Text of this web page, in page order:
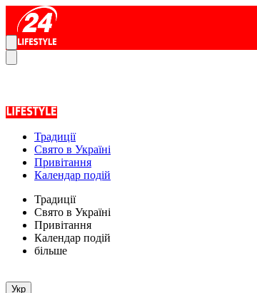
Традиції
Свято в Україні
Привітання
Календар подій
Традиції
Свято в Україні
Привітання
Календар подій
більше
Укр